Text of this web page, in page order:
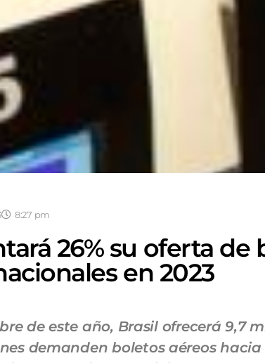
8:27 pm
26% su oferta de
en 2023
de este año, Brasil ofrecerá 9,7
demanden boletos aéreos hacia